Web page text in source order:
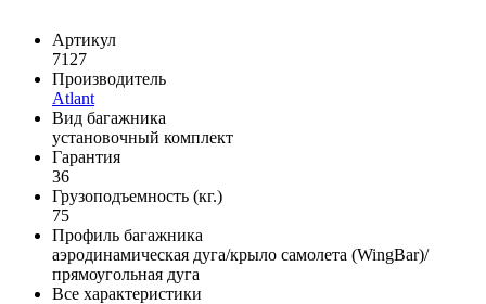
Артикул
7127
Производитель
Atlant
Вид багажника
установочный комплект
Гарантия
36
Грузоподъемность (кг.)
75
Профиль багажника
аэродинамическая дуга/крыло самолета (WingBar)/
прямоугольная дуга
Все характеристики